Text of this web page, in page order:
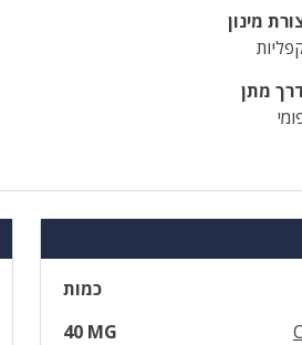
מינון
מתן
כמות
40 MG